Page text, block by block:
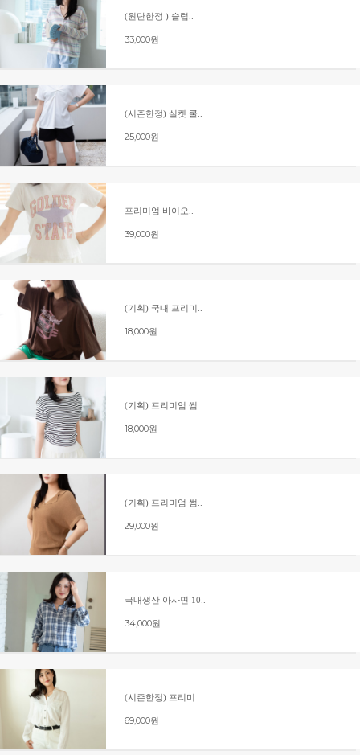
(원단한정 ) 슬럽..
33,000원
(시즌한정) 실켓 쿨..
25,000원
프리미엄 바이오..
39,000원
(기획) 국내 프리미..
18,000원
(기획) 프리미엄 썸..
18,000원
(기획) 프리미엄 썸..
29,000원
국내생산 아사면 10..
34,000원
(시즌한정) 프리미..
69,000원